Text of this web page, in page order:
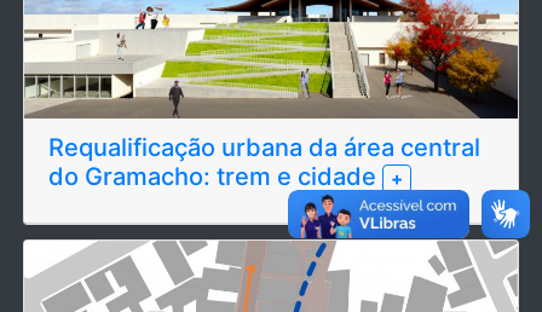
Requalificação urbana da área central
do Gramacho: trem e cidade
+